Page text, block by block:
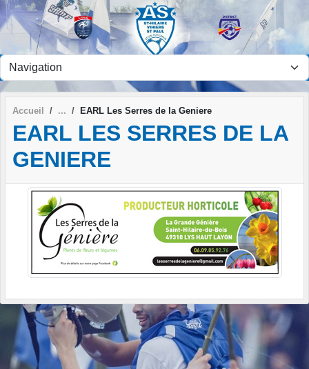
Accueil EARL Les Serres de la Geniere
EARL LES SERRES DE LA
GENIERE
Panneau de gestion des cookies